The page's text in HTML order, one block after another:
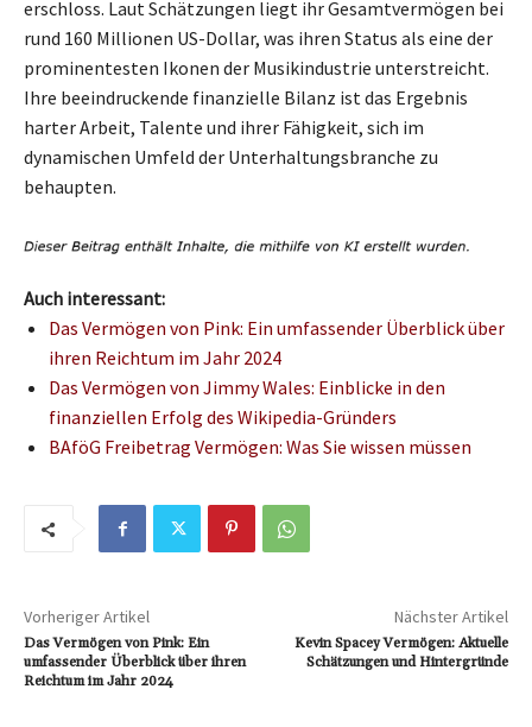
erschloss. Laut Schätzungen liegt ihr Gesamtvermögen bei
rund 160 Millionen US-Dollar, was ihren Status als eine der
prominentesten Ikonen der Musikindustrie unterstreicht.
Ihre beeindruckende finanzielle Bilanz ist das Ergebnis
harter Arbeit, Talente und ihrer Fähigkeit, sich im
dynamischen Umfeld der Unterhaltungsbranche zu
behaupten.
Auch interessant:
Das Vermögen von Pink: Ein umfassender Überblick über
ihren Reichtum im Jahr 2024
Das Vermögen von Jimmy Wales: Einblicke in den
finanziellen Erfolg des Wikipedia-Gründers
BAföG Freibetrag Vermögen: Was Sie wissen müssen
Vorheriger Artikel
Das Vermögen von Pink: Ein
umfassender Überblick über ihren
Reichtum im Jahr 2024
Nächster Artikel
Kevin Spacey Vermögen: Aktuelle
Schätzungen und Hintergründe